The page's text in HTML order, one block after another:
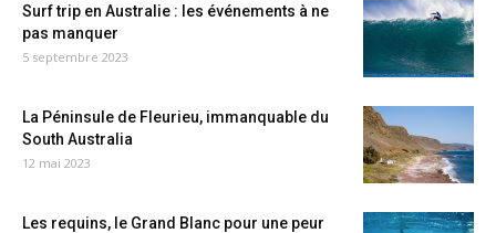
Surf trip en Australie : les événements à ne
pas manquer
5 septembre 2023
La Péninsule de Fleurieu, immanquable du
South Australia
12 mai 2023
Les requins, le Grand Blanc pour une peur